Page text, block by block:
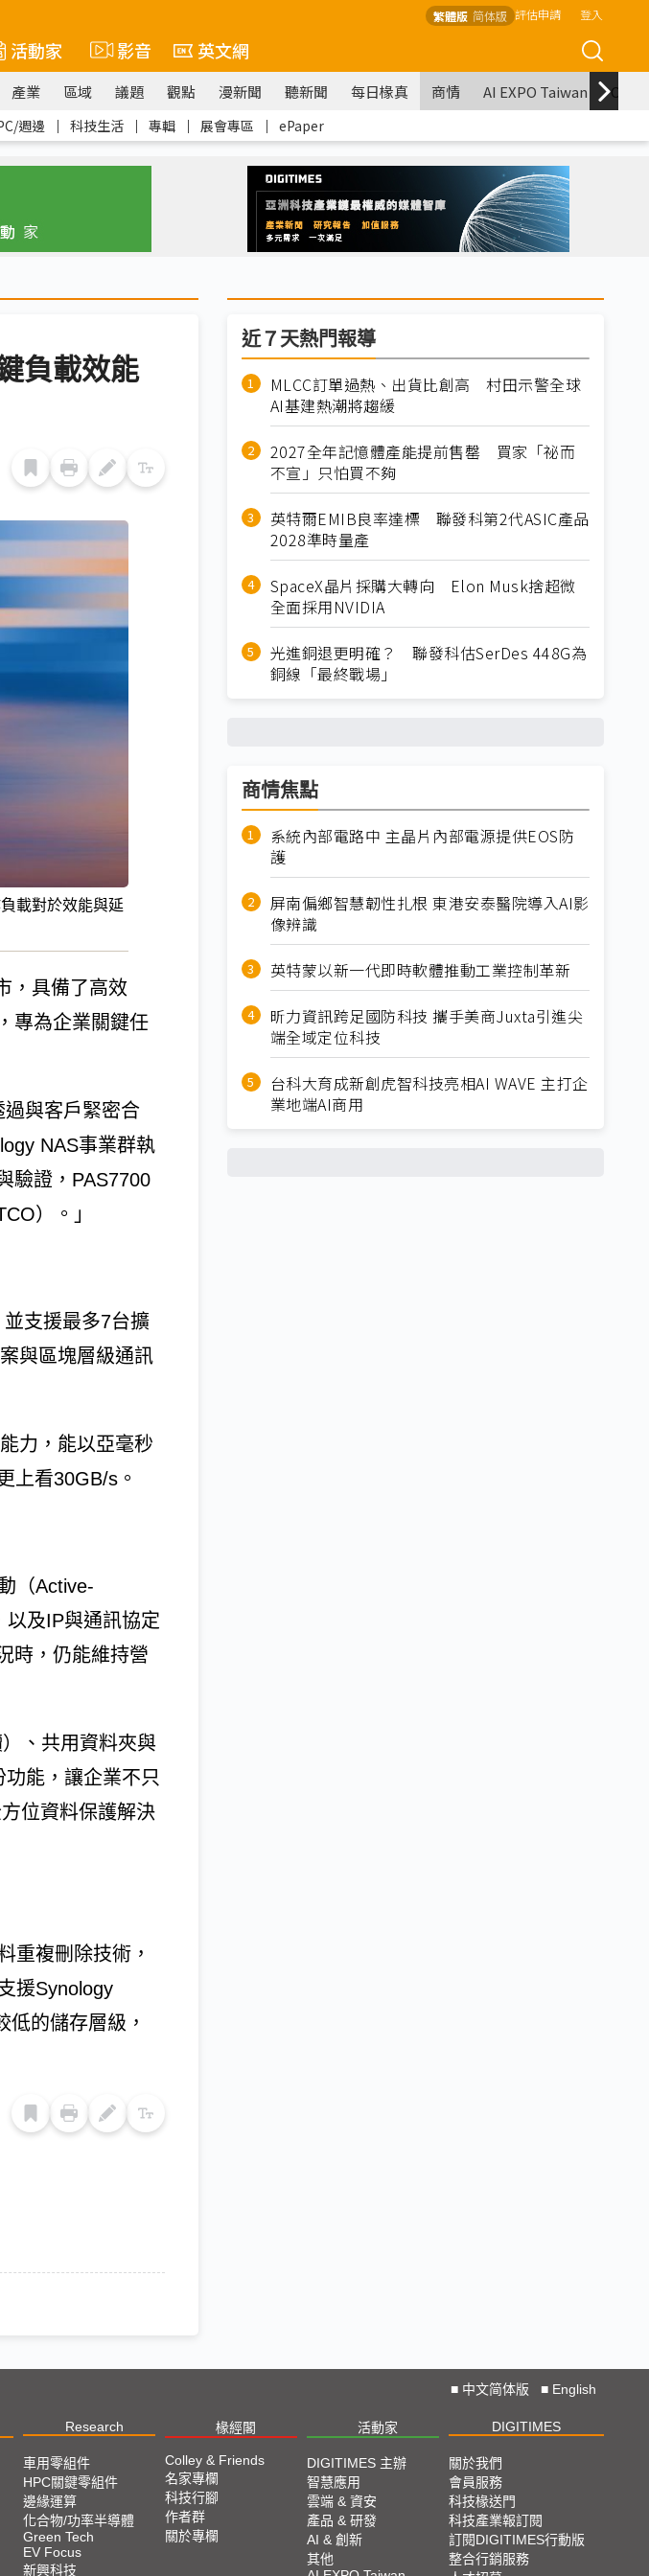
繁體版 简体版 評估申請 登入
活動家 影音 英文網
產業 區域 議題 觀點 漫新聞 聽新聞 每日椽真 商情 AI EXPO Taiwan
週邊 ｜ 科技生活 ｜ 專輯 ｜ 展會專區 ｜ ePaper
負載效能
載對於效能與延
，具備了高效
專為企業關鍵任
過與客戶緊密合
NAS事業群執
驗證，PAS7700
）。」
支援最多7台擴
與區塊層級通訊
力，能以亞毫秒
上看30GB/s。
（Active-
以及IP與通訊協定
時，仍能維持營
、共用資料夾與
能，讓企業不只
位資料保護解決
重複刪除技術，
援Synology
的儲存層級，
近７天熱門報導
MLCC訂單過熱、出貨比創高 村田示警全球
AI基建熱潮將趨緩
2027全年記憶體產能提前售罄 買家「祕而
不宣」只怕買不夠
英特爾EMIB良率達標 聯發科第2代ASIC產品
2028準時量產
SpaceX晶片採購大轉向 Elon Musk捨超微
全面採用NVIDIA
光進銅退更明確？ 聯發科估SerDes 448G為
銅線「最終戰場」
商情焦點
系統內部電路中 主晶片內部電源提供EOS防
護
屏南偏鄉智慧韌性扎根 東港安泰醫院導入AI影
像辨識
英特蒙以新一代即時軟體推動工業控制革新
昕力資訊跨足國防科技 攜手美商Juxta引進尖
端全域定位科技
台科大育成新創虎智科技亮相AI WAVE 主打企
業地端AI商用
■ 中文简体版 ■ English
Research 椽經閣 活動家 DIGITIMES
車用零組件
HPC關鍵零組件
邊緣運算
化合物/功率半導體
Green Tech
EV Focus
新興科技
Colley & Friends
名家專欄
科技行腳
作者群
關於專欄
DIGITIMES 主辦
智慧應用
雲端 & 資安
產品 & 研發
AI & 創新
其他
關於我們
會員服務
科技椽送門
科技產業報訂閱
訂閱DIGITIMES行動版
整合行銷服務